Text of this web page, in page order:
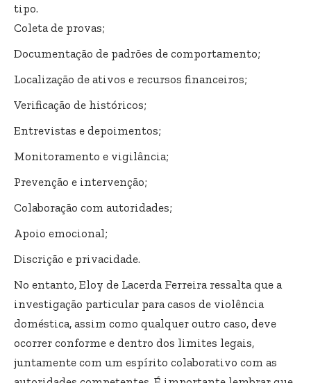
tipo.
Coleta de provas;
Documentação de padrões de comportamento;
Localização de ativos e recursos financeiros;
Verificação de históricos;
Entrevistas e depoimentos;
Monitoramento e vigilância;
Prevenção e intervenção;
Colaboração com autoridades;
Apoio emocional;
Discrição e privacidade.
No entanto, Eloy de Lacerda Ferreira ressalta que a
investigação particular para casos de violência
doméstica, assim como qualquer outro caso, deve
ocorrer conforme e dentro dos limites legais,
juntamente com um espírito colaborativo com as